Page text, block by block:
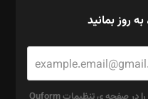
روز بمانید